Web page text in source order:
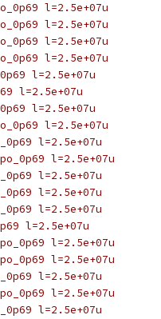
l=2.5e+07u
l=2.5e+07u
l=2.5e+07u
l=2.5e+07u
l=2.5e+07u
l=2.5e+07u
l=2.5e+07u
l=2.5e+07u
l=2.5e+07u
l=2.5e+07u
l=2.5e+07u
l=2.5e+07u
l=2.5e+07u
l=2.5e+07u
l=2.5e+07u
l=2.5e+07u
l=2.5e+07u
l=2.5e+07u
l=2.5e+07u